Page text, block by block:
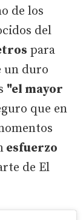
de los
del
para
un duro
"el mayor
que en
esfuerzo
de El